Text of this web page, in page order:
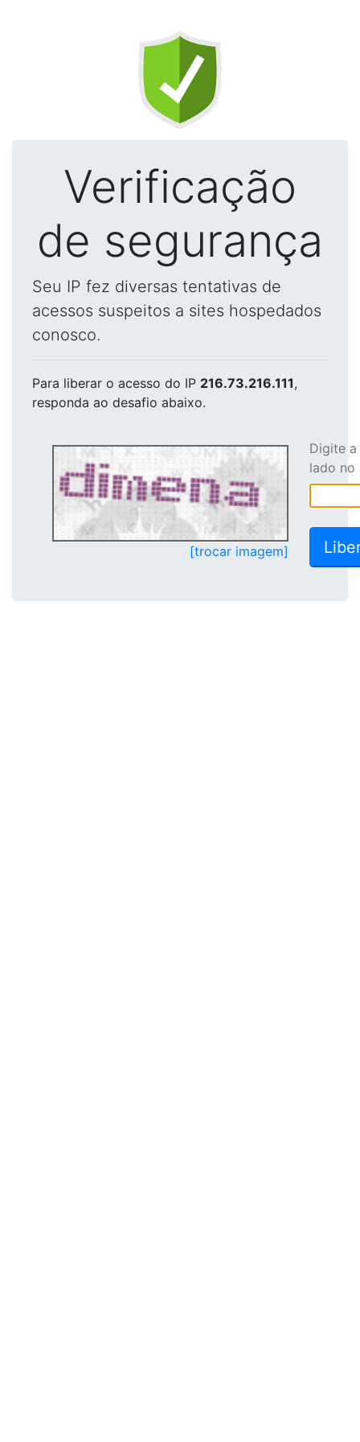
Verificação
de segurança
Seu IP fez diversas tentativas de
acessos suspeitos a sites hospedados
conosco.
Para liberar o acesso do IP 216.73.216.111,
responda ao desafio abaixo.
[trocar imagem]
Digite
lado no